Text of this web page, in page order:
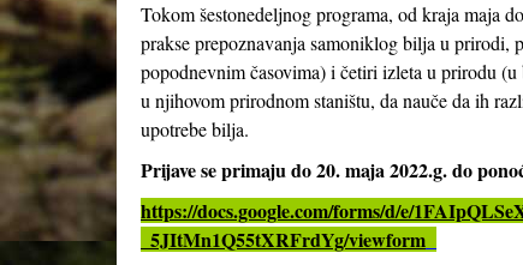
Tokom šestonedeljnog programa, od kraja maja
prakse prepoznavanja samoniklog bilja u prirodi,
popodnevnim časovima) i četiri izleta u prirodu
u njihovom prirodnom staništu, da nauče da ih
upotrebe bilja.
Prijave se primaju do 20. maja 2022.g. do
https://docs.google.com/forms/d/e/
_5JItMn1Q55tXRFrdYg/viewform